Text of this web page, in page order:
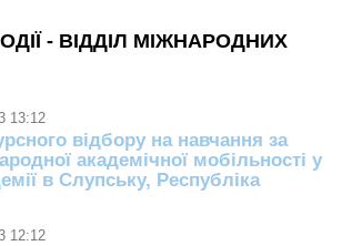
- ВІДДІЛ МІЖНАРОДНИХ
13:12
відбору на навчання за
академічної мобільності у
в Слупську, Республіка
12:12